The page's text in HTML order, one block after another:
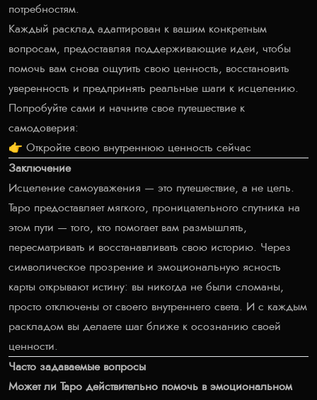
потребностям.
Каждый расклад адаптирован к вашим конкретным
вопросам, предоставляя поддерживающие идеи, чтобы
помочь вам снова ощутить свою ценность, восстановить
уверенность и предпринять реальные шаги к исцелению.
Попробуйте сами и начните свое путешествие к
самодоверия:
👉 Откройте свою внутреннюю ценность сейчас
Заключение
Исцеление самоуважения — это путешествие, а не цель.
Таро предоставляет мягкого, проницательного спутника на
этом пути — того, кто помогает вам размышлять,
пересматривать и восстанавливать свою историю. Через
символическое прозрение и эмоциональную ясность
карты открывают истину: вы никогда не были сломаны,
просто отключены от своего внутреннего света. И с каждым
раскладом вы делаете шаг ближе к осознанию своей
ценности.
Часто задаваемые вопросы
Может ли Таро действительно помочь в эмоциональном